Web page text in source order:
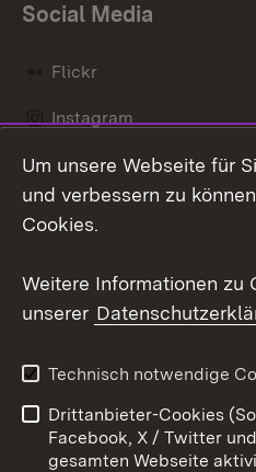
Social Media
Flickr
Instagram
Social Wall
Barrierefreiheit
Impressum
Um unsere Webseite für
und verbessern zu
Cookies.
Weitere Informationen zu
unserer
Technisch notwendige
Drittanbieter-Cookies
Facebook, X / Twitter
gesamten Webseite